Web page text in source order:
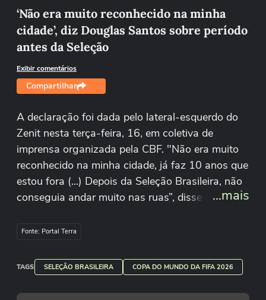
‘Não era muito reconhecido na minha
cidade’, diz Douglas Santos sobre período
antes da Seleção
Exibir comentários
Compartilhar
A declaração foi dada pelo lateral-esquerdo do
Zenit nesta terça-feira, 16, em coletiva de
imprensa organizada pela CBF. "Não era muito
reconhecido na minha cidade, já faz 10 anos que
estou fora (...) Depois da Seleção Brasileira, não
conseguia andar muito nas ruas”, disse Douglas.
Reprodução/CBF/Youtube
...mais
Fonte: Portal Terra
TAGS SELEÇÃO BRASILEIRA COPA DO MUNDO DA FIFA 2026